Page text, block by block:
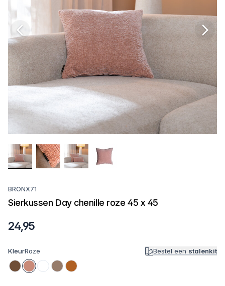
BRONX71
Sierkussen Day chenille roze 45 x 45
24,95
KleurRoze Bestel een stalenkit